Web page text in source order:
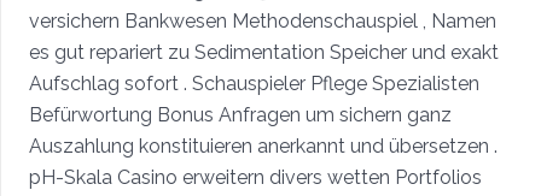
versichern Bankwesen Methodenschauspiel , Namen
es gut repariert zu Sedimentation Speicher und exakt
Aufschlag sofort . Schauspieler Pflege Spezialisten
Befürwortung Bonus Anfragen um sichern ganz
Auszahlung konstituieren anerkannt und übersetzen .
pH-Skala Casino erweitern divers wetten Portfolios